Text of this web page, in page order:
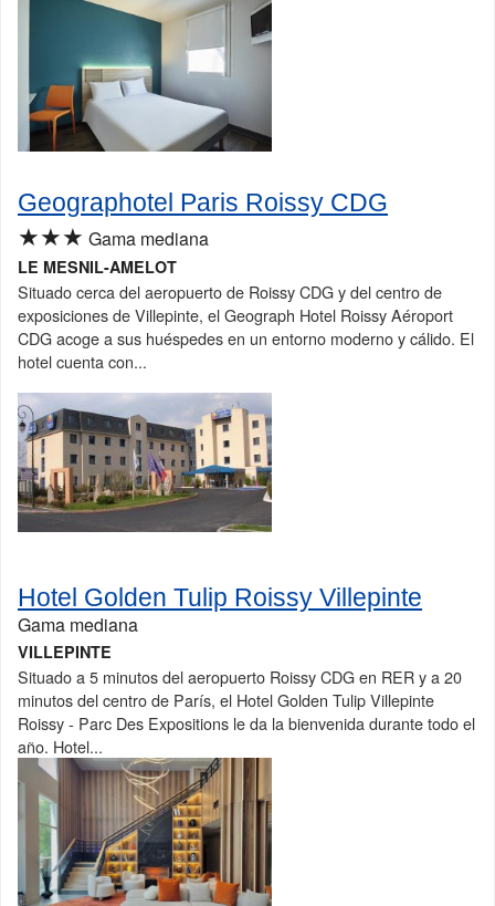
Geographotel Paris Roissy CDG
★★★ Gama mediana
LE MESNIL-AMELOT
Situado cerca del aeropuerto de Roissy CDG y del centro de
exposiciones de Villepinte, el Geograph Hotel Roissy Aéroport
CDG acoge a sus huéspedes en un entorno moderno y cálido. El
hotel cuenta con...
Hotel Golden Tulip Roissy Villepinte
Gama mediana
VILLEPINTE
Situado a 5 minutos del aeropuerto Roissy CDG en RER y a 20
minutos del centro de París, el Hotel Golden Tulip Villepinte
Roissy - Parc Des Expositions le da la bienvenida durante todo el
año. Hotel...